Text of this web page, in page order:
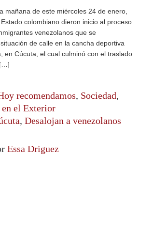
mañana de este miércoles 24 de enero,
colombiano dieron inicio al proceso
venezolanos que se
de calle en la cancha deportiva
en Cúcuta, el cual culminó con el traslado
recomendamos, Sociedad,
en el Exterior
, Desalojan a venezolanos
Essa Driguez